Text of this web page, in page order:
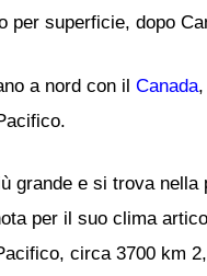
per superficie, dopo
a nord con il Canada,
grande e si trova
per il suo clima
circa 3700 km